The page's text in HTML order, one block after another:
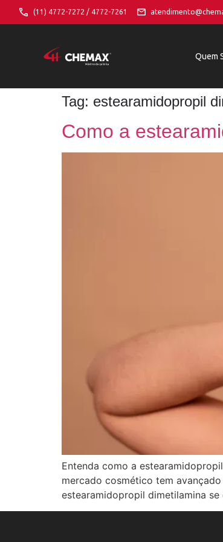
(11) 4772-7272 / 4772-7261
Quem
Tag: estearamidopropil
Como a
Entenda como a
mercado cosmético tem
estearamidopropil dimetilamina